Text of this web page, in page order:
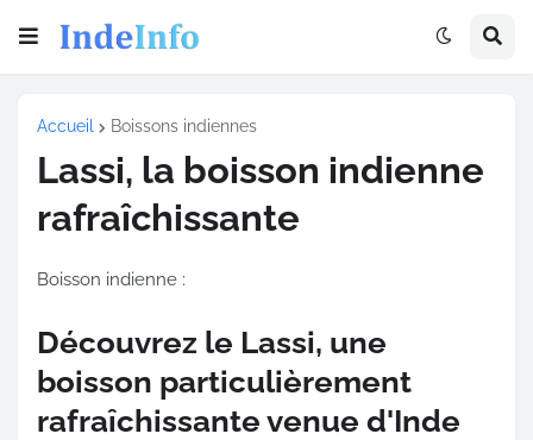
Accueil Boissons indiennes
Lassi, la boisson indienne
rafraîchissante
Boisson indienne :
Découvrez le Lassi, une
boisson particulièrement
rafraîchissante venue d'Inde